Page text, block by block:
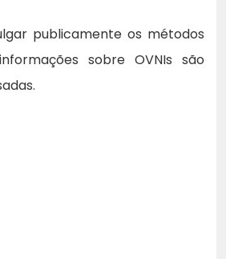
publicamente os métodos
sobre OVNIs são